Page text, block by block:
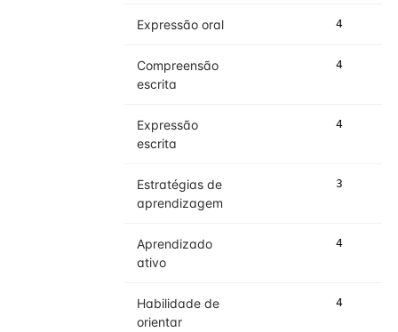
Expressão oral 4
Compreensão
escrita
4
Expressão
escrita
4
Estratégias de
aprendizagem
3
Aprendizado
ativo
4
Habilidade de
orientar
4